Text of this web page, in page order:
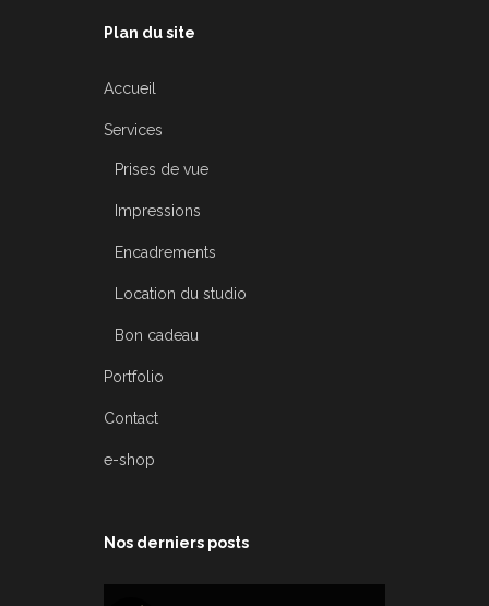
Plan du site
Accueil
Services
Prises de vue
Impressions
Encadrements
Location du studio
Bon cadeau
Portfolio
Contact
e-shop
Nos derniers posts